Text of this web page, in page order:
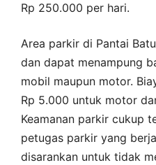
Rp 250.000 per hari.
Area parkir di Pantai
dan dapat menampung
mobil maupun motor.
Rp 5.000 untuk motor
Keamanan parkir cukup
petugas parkir yang
disarankan untuk tidak